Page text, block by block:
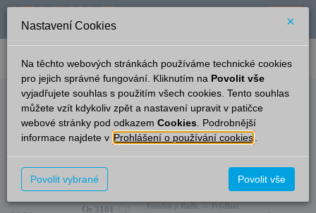
verze: 2.0.6 podpora: help-tabule@oltis.cz
English
Odjezdy
Frenštát pod Radhoštěm
21:02
Čas/Aktuální Vlak/Linka Kolej
Os 3101 ČD
Frenštát p.Radh. — Frýdlant
Nastavení Cookies ×
Na těchto webových stránkách používáme technické cookies
pro jejich správné fungování. Kliknutím na Povolit vše
vyjadřujete souhlas s použitím všech cookies. Tento souhlas
můžete vzít kdykoliv zpět a nastavení upravit v patičce
webové stránky pod odkazem Cookies . Podrobnější
informace najdete v Prohlášení o používání cookies
Povolit vybrané Povolit vše